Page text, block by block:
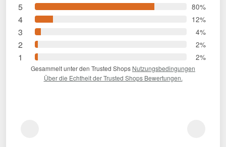
5 80%
4 12%
3 4%
2 2%
1 2%
Gesammelt unter den Trusted Shops Nutzungsbedingungen
Über die Echtheit der Trusted Shops Bewertungen.